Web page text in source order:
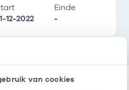
van cookies
12-2022
Einde
-